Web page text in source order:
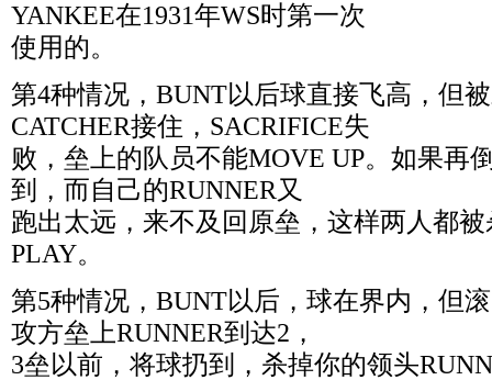
YANKEE在1931年WS时第一次
使用的。
第4种情况，BUNT以后球直接飞高，但
CATCHER接住，SACRIFICE失
败，垒上的队员不能MOVE UP。如果再
到，而自己的RUNNER又
跑出太远，来不及回原垒，这样两人都
PLAY。
第5种情况，BUNT以后，球在界内，但
攻方垒上RUNNER到达2，
3垒以前，将球扔到，杀掉你的领头